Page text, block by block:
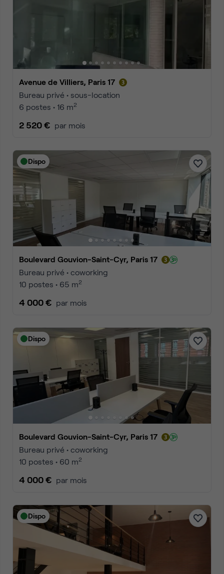
Avenue de Villiers, Paris 17
Bureau privé • sous-location
6 postes • 16 m2
2 520 € par mois
Dispo
Boulevard Gouvion-Saint-Cyr, Paris 17
Bureau privé • coworking
10 postes • 65 m2
4 000 € par mois
Dispo
Boulevard Gouvion-Saint-Cyr, Paris 17
Bureau privé • coworking
10 postes • 60 m2
4 000 € par mois
Dispo